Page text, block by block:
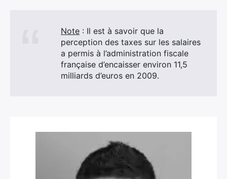
Note : Il est à savoir que la
perception des taxes sur les salaires
a permis à l’administration fiscale
française d’encaisser environ 11,5
milliards d’euros en 2009.